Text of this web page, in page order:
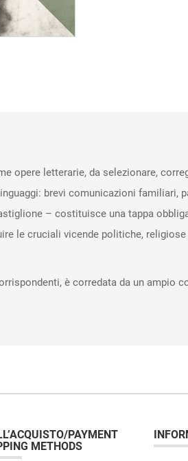
opere letterarie, da selezionare,
brevi comunicazioni familiari,
– costituisce una tappa
le cruciali vicende politiche,
è corredata da un ampio
PAYMENT
METHODS